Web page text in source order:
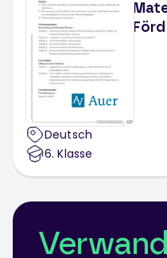
Deutsch
6. Klasse